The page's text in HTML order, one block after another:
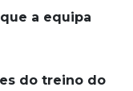
a equipa
do treino do